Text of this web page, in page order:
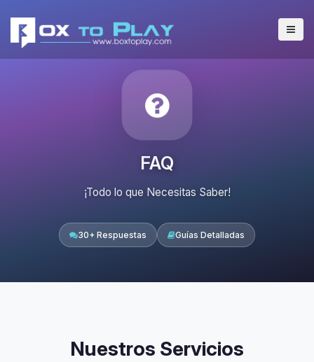
FAQ
¡Todo lo que Necesitas Saber!
30+ Respuestas Guías Detalladas
Nuestros Servicios